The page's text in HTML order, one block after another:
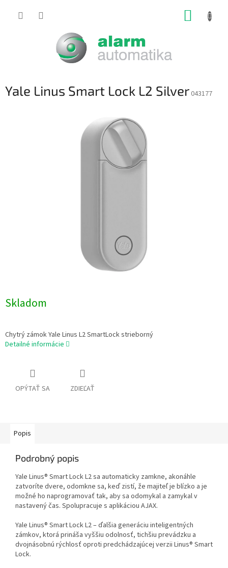
Yale Linus Smart Lock L2 Silver 043177
Skladom
Chytrý zámok Yale Linus L2 SmartLock strieborný
Detailné informácie
OPÝTAŤ SA ZDIEĽAŤ
Popis
Podrobný popis
Yale Linus® Smart Lock L2 sa automaticky zamkne, akonáhle
zatvoríte dvere, odomkne sa, keď zistí, že majiteľ je blízko a je
možné ho naprogramovať tak, aby sa odomykal a zamykal v
nastavený čas. Spolupracuje s aplikáciou AJAX.
Yale Linus® Smart Lock L2 – ďalšia generáciu inteligentných
zámkov, ktorá prináša vyššiu odolnosť, tichšiu prevádzku a
dvojnásobnú rýchlosť oproti predchádzajúcej verzii Linus® Smart
Lock.